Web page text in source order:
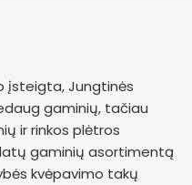
įsteigta, Jungtinės
gaminių, tačiau
ir rinkos plėtros
gaminių asortimentą
kvėpavimo takų